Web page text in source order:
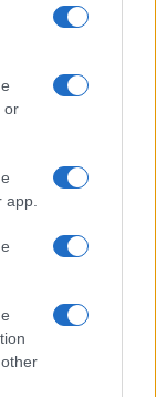
or
banche
la crisi,
reale.
monetarie,
serie e
credibilità sui
tanto di
si ha la
relazioni
nel
insomma di